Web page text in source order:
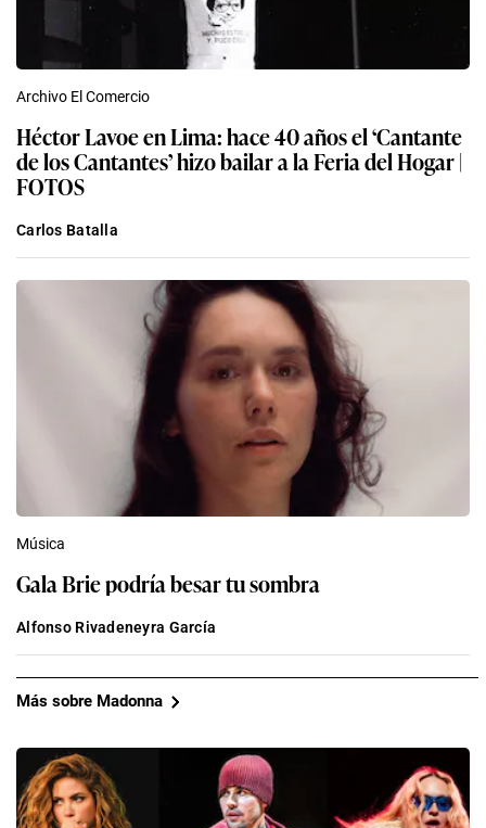
Archivo El Comercio
Héctor Lavoe en Lima: hace 40 años el ‘Cantante
de los Cantantes’ hizo bailar a la Feria del Hogar |
FOTOS
Carlos Batalla
Música
Gala Brie podría besar tu sombra
Alfonso Rivadeneyra García
Más sobre Madonna